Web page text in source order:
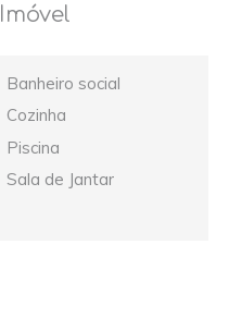
Banheiro social
Cozinha
Piscina
Sala de Jantar